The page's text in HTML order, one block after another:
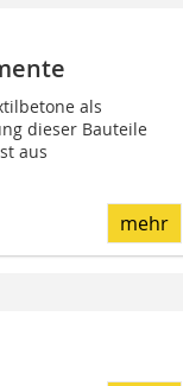
als
dieser Bauteile
aus
mehr